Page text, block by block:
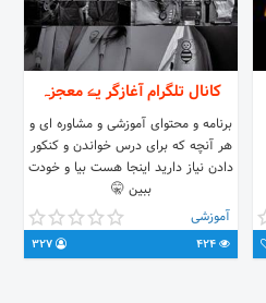
کانال تلگرام آغازگر یڪ معجزہ
برنامه و محتوای آموزشی و مشاوره ای و
هر آنچه که برای درس خواندن و کنکور
دادن نیاز دارید اینجا هست بیا و خودت
ببین 🤫
آموزشی